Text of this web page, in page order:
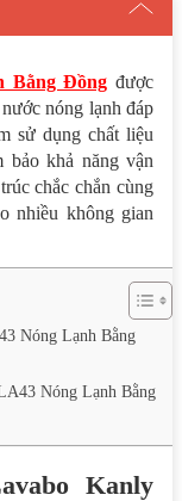
Bằng Đồng được
nóng lạnh đáp
sử dụng chất liệu
bảo khả năng vận
chắc chắn cùng
nhiều không gian
Nóng Lạnh Bằng
Nóng Lạnh Bằng
Kanly